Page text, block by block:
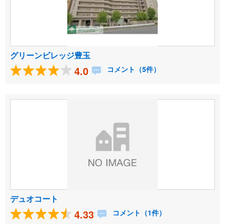
グリーンビレッジ豊玉
4.0 コメント（5件）
デュオコート
4.33 コメント（1件）